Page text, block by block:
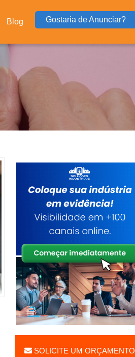
Blog Gostaria de Anunciar?
SOLICITE UM ORÇAMENTO